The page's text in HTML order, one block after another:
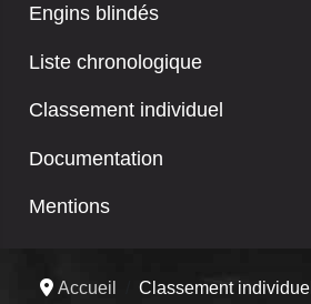
Engins blindés
Liste chronologique
Classement individuel
Documentation
Mentions
Accueil Classement individuel